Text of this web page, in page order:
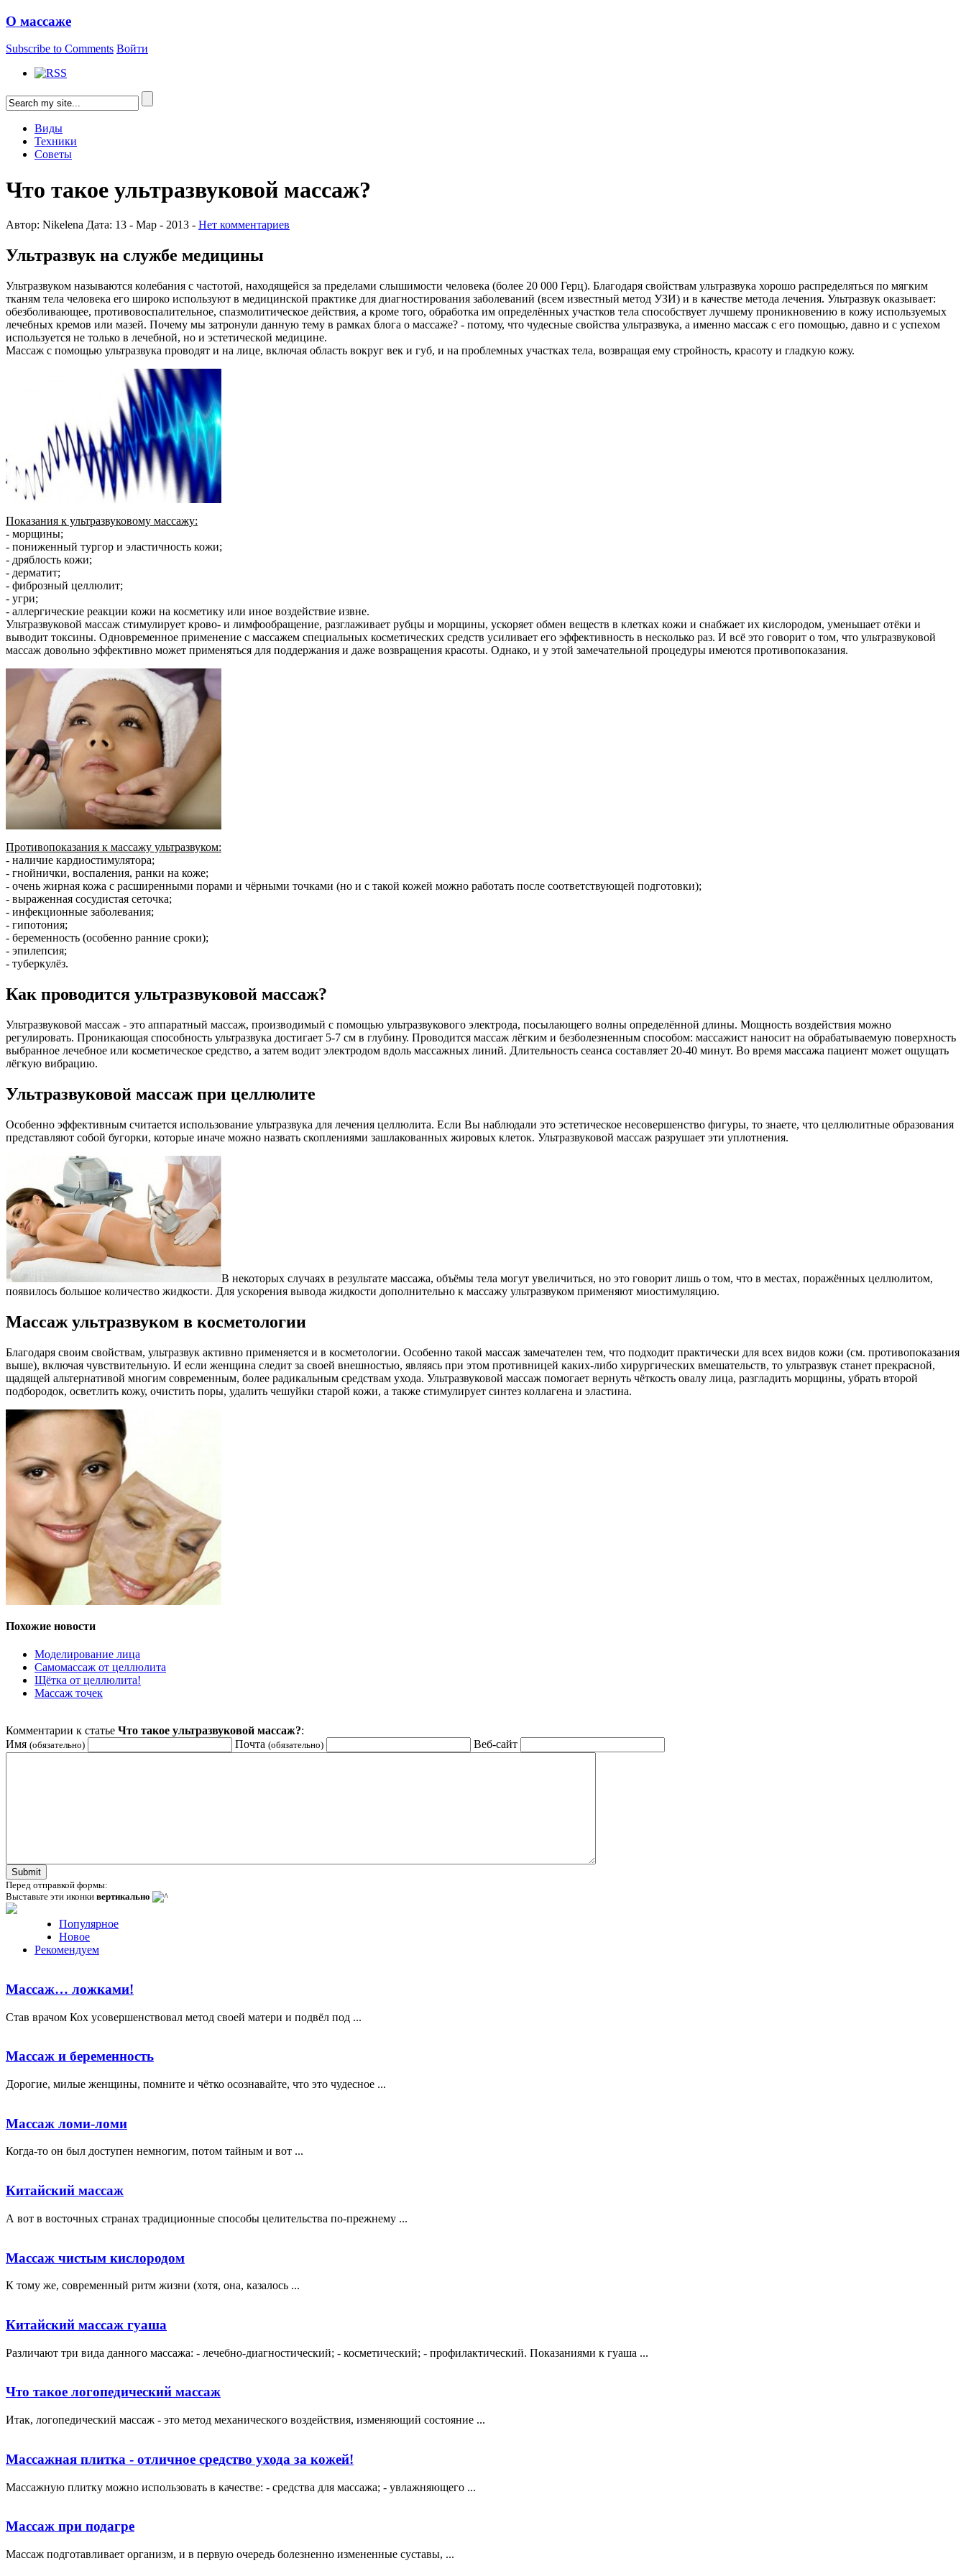
О массаже
Subscribe to Comments Войти
Виды
Техники
Советы
Что такое ультразвуковой массаж?
Автор: Nikelena Дата: 13 - Мар - 2013 - Нет комментариев
Ультразвук на службе медицины
Ультразвуком называются колебания с частотой, находящейся за пределами слышимости человека (более 20 000 Герц). Благодаря свойствам ультразвука хорошо распределяться по мягким
тканям тела человека его широко используют в медицинской практике для диагностирования заболеваний (всем известный метод УЗИ) и в качестве метода лечения. Ультразвук оказывает:
обезболивающее, противовоспалительное, спазмолитическое действия, а кроме того, обработка им определённых участков тела способствует лучшему проникновению в кожу используемых
лечебных кремов или мазей. Почему мы затронули данную тему в рамках блога о массаже? - потому, что чудесные свойства ультразвука, а именно массаж с его помощью, давно и с успехом
используется не только в лечебной, но и эстетической медицине.
Массаж с помощью ультразвука проводят и на лице, включая область вокруг век и губ, и на проблемных участках тела, возвращая ему стройность, красоту и гладкую кожу.
Показания к ультразвуковому массажу:
- морщины;
- пониженный тургор и эластичность кожи;
- дряблость кожи;
- дерматит;
- фиброзный целлюлит;
- угри;
- аллергические реакции кожи на косметику или иное воздействие извне.
Ультразвуковой массаж стимулирует крово- и лимфообращение, разглаживает рубцы и морщины, ускоряет обмен веществ в клетках кожи и снабжает их кислородом, уменьшает отёки и
выводит токсины. Одновременное применение с массажем специальных косметических средств усиливает его эффективность в несколько раз. И всё это говорит о том, что ультразвуковой
массаж довольно эффективно может применяться для поддержания и даже возвращения красоты. Однако, и у этой замечательной процедуры имеются противопоказания.
Противопоказания к массажу ультразвуком:
- наличие кардиостимулятора;
- гнойнички, воспаления, ранки на коже;
- очень жирная кожа с расширенными порами и чёрными точками (но и с такой кожей можно работать после соответствующей подготовки);
- выраженная сосудистая сеточка;
- инфекционные заболевания;
- гипотония;
- беременность (особенно ранние сроки);
- эпилепсия;
- туберкулёз.
Как проводится ультразвуковой массаж?
Ультразвуковой массаж - это аппаратный массаж, производимый с помощью ультразвукового электрода, посылающего волны определённой длины. Мощность воздействия можно
регулировать. Проникающая способность ультразвука достигает 5-7 см в глубину. Проводится массаж лёгким и безболезненным способом: массажист наносит на обрабатываемую поверхность
выбранное лечебное или косметическое средство, а затем водит электродом вдоль массажных линий. Длительность сеанса составляет 20-40 минут. Во время массажа пациент может ощущать
лёгкую вибрацию.
Ультразвуковой массаж при целлюлите
Особенно эффективным считается использование ультразвука для лечения целлюлита. Если Вы наблюдали это эстетическое несовершенство фигуры, то знаете, что целлюлитные образования
представляют собой бугорки, которые иначе можно назвать скоплениями зашлакованных жировых клеток. Ультразвуковой массаж разрушает эти уплотнения.
В некоторых случаях в результате массажа, объёмы тела могут увеличиться, но это говорит лишь о том, что в местах, поражённых целлюлитом,
появилось большое количество жидкости. Для ускорения вывода жидкости дополнительно к массажу ультразвуком применяют миостимуляцию.
Массаж ультразвуком в косметологии
Благодаря своим свойствам, ультразвук активно применяется и в косметологии. Особенно такой массаж замечателен тем, что подходит практически для всех видов кожи (см. противопоказания
выше), включая чувствительную. И если женщина следит за своей внешностью, являясь при этом противницей каких-либо хирургических вмешательств, то ультразвук станет прекрасной,
щадящей альтернативой многим современным, более радикальным средствам ухода. Ультразвуковой массаж помогает вернуть чёткость овалу лица, разгладить морщины, убрать второй
подбородок, осветлить кожу, очистить поры, удалить чешуйки старой кожи, а также стимулирует синтез коллагена и эластина.
Похожие новости
Моделирование лица
Самомассаж от целлюлита
Щётка от целлюлита!
Массаж точек
Комментарии к статье Что такое ультразвуковой массаж?:
Имя (обязательно) Почта (обязательно) Веб-сайт
Перед отправкой формы:
Выставьте эти иконки вертикально
Популярное
Новое
Рекомендуем
Массаж… ложками!
Став врачом Кох усовершенствовал метод своей матери и подвёл под ...
Массаж и беременность
Дорогие, милые женщины, помните и чётко осознавайте, что это чудесное ...
Массаж ломи-ломи
Когда-то он был доступен немногим, потом тайным и вот ...
Китайский массаж
А вот в восточных странах традиционные способы целительства по-прежнему ...
Массаж чистым кислородом
К тому же, современный ритм жизни (хотя, она, казалось ...
Китайский массаж гуаша
Различают три вида данного массажа: - лечебно-диагностический; - косметический; - профилактический. Показаниями к гуаша ...
Что такое логопедический массаж
Итак, логопедический массаж - это метод механического воздействия, изменяющий состояние ...
Массажная плитка - отличное средство ухода за кожей!
Массажную плитку можно использовать в качестве: - средства для массажа; - увлажняющего ...
Массаж при подагре
Массаж подготавливает организм, и в первую очередь болезненно измененные суставы, ...